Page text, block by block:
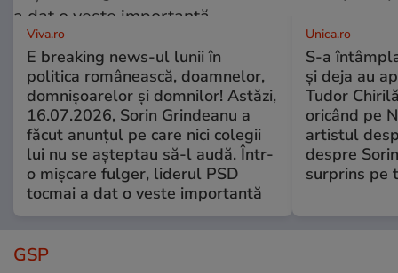
Viva.ro
E breaking news-ul lunii în
politica românească, doamnelor,
domnișoarelor și domnilor! Astăzi,
16.07.2026, Sorin Grindeanu a
făcut anunțul pe care nici colegii
lui nu se așteptau să-l audă. Într-
o mișcare fulger, liderul PSD
tocmai a dat o veste importantă
Unica.ro
S-a
și deja au
Tudor
oricând pe
artistul
despre
surprins pe
GSP